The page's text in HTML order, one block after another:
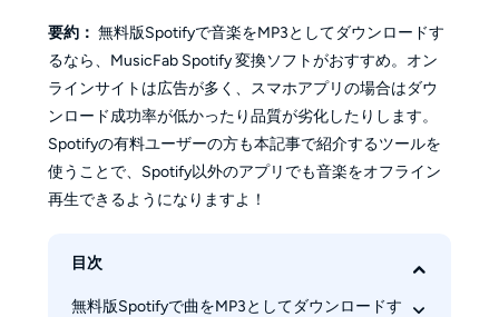
要約： 無料版Spotifyで音楽をMP3としてダウンロードす
るなら、MusicFab Spotify 変換ソフトがおすすめ。オン
ラインサイトは広告が多く、スマホアプリの場合はダウ
ンロード成功率が低かったり品質が劣化したりします。
Spotifyの有料ユーザーの方も本記事で紹介するツールを
使うことで、Spotify以外のアプリでも音楽をオフライン
再生できるようになりますよ！
目次
無料版Spotifyで曲をMP3としてダウンロードす